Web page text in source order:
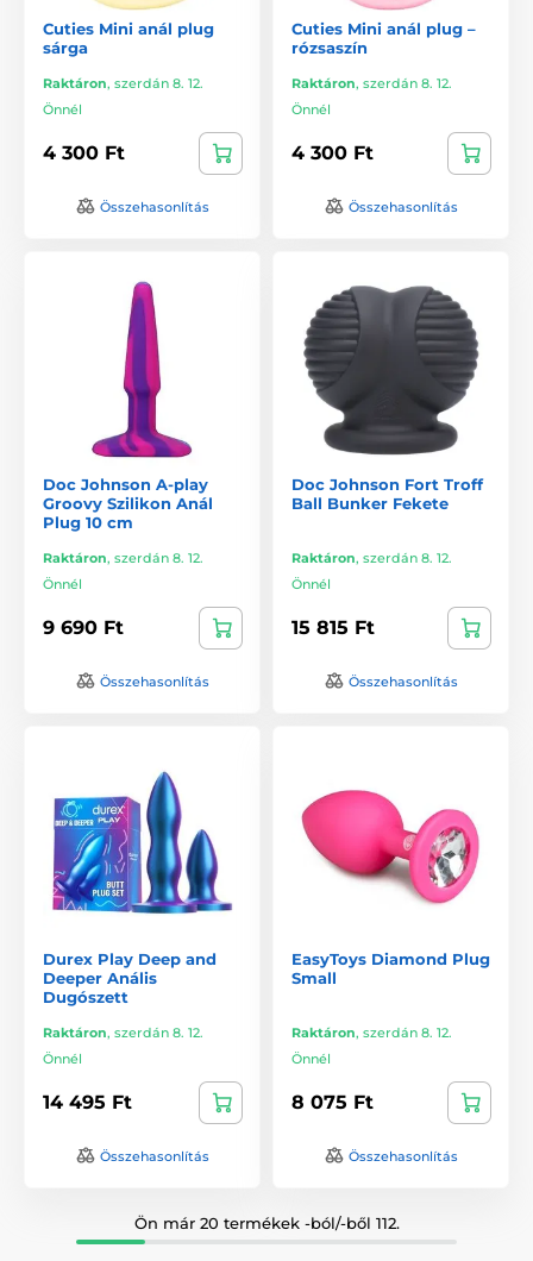
Cuties Mini anál plug
sárga
Raktáron, szerdán 8. 12.
Önnél
4 300 Ft
Összehasonlítás
Cuties Mini anál plug –
rózsaszín
Raktáron, szerdán 8. 12.
Önnél
4 300 Ft
Összehasonlítás
Doc Johnson A-play
Groovy Szilikon Anál
Plug 10 cm
Raktáron, szerdán 8. 12.
Önnél
9 690 Ft
Összehasonlítás
Doc Johnson Fort Troff
Ball Bunker Fekete
Raktáron, szerdán 8. 12.
Önnél
15 815 Ft
Összehasonlítás
Durex Play Deep and
Deeper Anális
Dugószett
Raktáron, szerdán 8. 12.
Önnél
14 495 Ft
Összehasonlítás
EasyToys Diamond Plug
Small
Raktáron, szerdán 8. 12.
Önnél
8 075 Ft
Összehasonlítás
Ön már 20 termékek -ból/-ből 112.